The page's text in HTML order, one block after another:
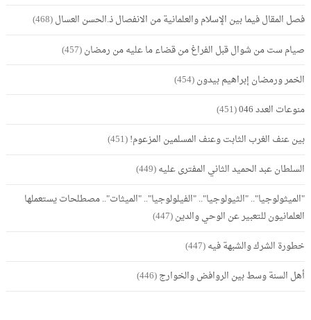
فصل المقال فيما بين الإسلام والعلمانية من الانفصال ذ.الحسن العسال(468)
صيام ست من شوال قبل الفراغ من قضاء ما عليه من رمضان(457)
الخمر ورمضان إبراهيم بيدون(454)
منوعات العدد 046
(451)
بين عنف الغرب الثابت وعنف المسلمين المزعوم!(451)
السلطان عبد الحميد الثاني المفترى عليه(449)
"الميثولوجيا".. "الثيولوجيا".. "الفيلولوجيا".. "الميثات".. مصطلحات يستعملها
العلمانيون للتعبير عن الوحي والدين(447)
خطورة الشرك والشبهة فيه(447)
أهل السنة وسط بين الروافض والخوارج(446)